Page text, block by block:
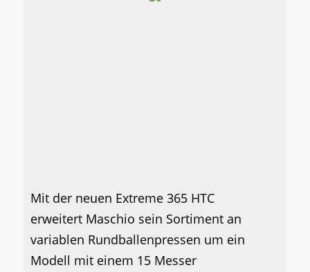
Mit der neuen Extreme 365 HTC
erweitert Maschio sein Sortiment an
variablen Rundballenpressen um ein
Modell mit einem 15 Messer